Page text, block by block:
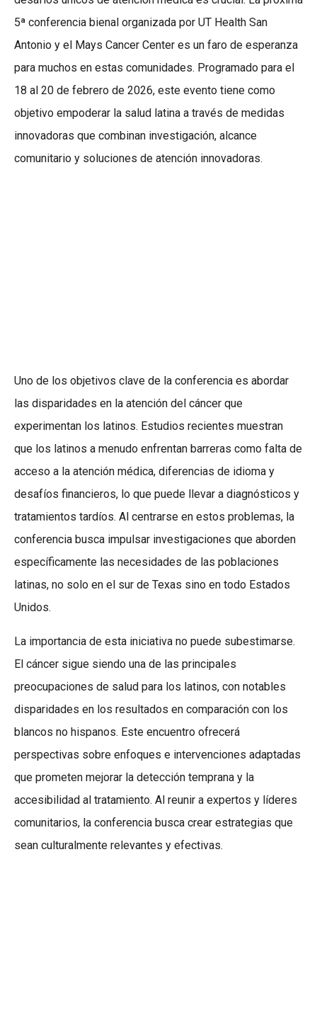
5ª conferencia bienal organizada por UT Health San
Antonio y el Mays Cancer Center es un faro de esperanza
para muchos en estas comunidades. Programado para el
18 al 20 de febrero de 2026, este evento tiene como
objetivo empoderar la salud latina a través de medidas
innovadoras que combinan investigación, alcance
comunitario y soluciones de atención innovadoras.
Uno de los objetivos clave de la conferencia es abordar
las disparidades en la atención del cáncer que
experimentan los latinos. Estudios recientes muestran
que los latinos a menudo enfrentan barreras como falta de
acceso a la atención médica, diferencias de idioma y
desafíos financieros, lo que puede llevar a diagnósticos y
tratamientos tardíos. Al centrarse en estos problemas, la
conferencia busca impulsar investigaciones que aborden
específicamente las necesidades de las poblaciones
latinas, no solo en el sur de Texas sino en todo Estados
Unidos.
La importancia de esta iniciativa no puede subestimarse.
El cáncer sigue siendo una de las principales
preocupaciones de salud para los latinos, con notables
disparidades en los resultados en comparación con los
blancos no hispanos. Este encuentro ofrecerá
perspectivas sobre enfoques e intervenciones adaptadas
que prometen mejorar la detección temprana y la
accesibilidad al tratamiento. Al reunir a expertos y líderes
comunitarios, la conferencia busca crear estrategias que
sean culturalmente relevantes y efectivas.